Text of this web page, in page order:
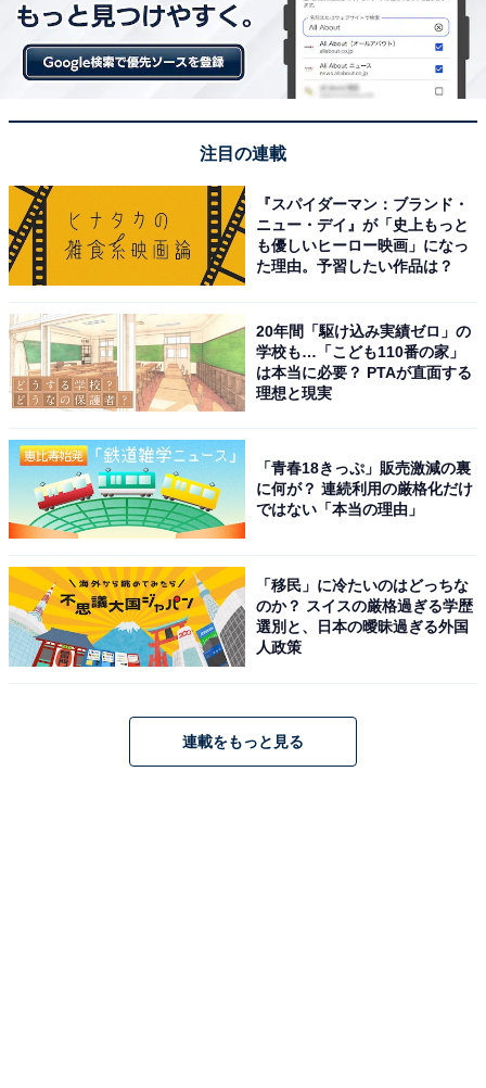
「美人だと思う」芸能人姉妹ランキング！ 2位
「石田ゆり子＆ひかり」、1位は？
1 2
注目の連載
『スパイダーマン：ブランド・
ニュー・デイ』が「史上もっと
も優しいヒーロー映画」になっ
た理由。予習したい作品は？
20年間「駆け込み実績ゼロ」の
学校も…「こども110番の家」
は本当に必要？ PTAが直面する
理想と現実
「青春18きっぷ」販売激減の裏
に何が？ 連続利用の厳格化だけ
ではない「本当の理由」
「移民」に冷たいのはどっちな
のか？ スイスの厳格過ぎる学歴
選別と、日本の曖昧過ぎる外国
人政策
連載をもっと見る